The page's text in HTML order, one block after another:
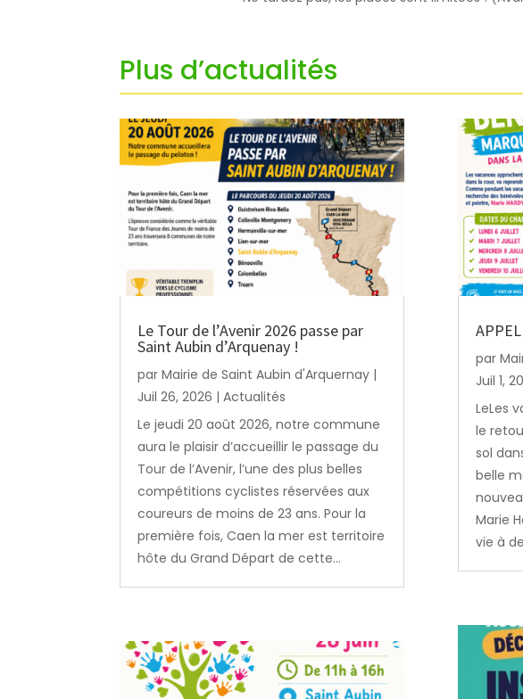
Plus d’actualités
Le Tour de l’Avenir 2026 passe par
Saint Aubin d’Arquenay !
parMairie de Saint Aubin d'Arquernay |
Juil 26, 2026 |Actualités
Le jeudi 20 août 2026, notre commune
aura le plaisir d’accueillir le passage du
Tour de l’Avenir, l’une des plus belles
compétitions cyclistes réservées aux
coureurs de moins de 23 ans. Pour la
première fois, Caen la mer est territoire
hôte du Grand Départ de cette...
par
Juil 1,
LeLes
le
sol
belle
Marie
vie à